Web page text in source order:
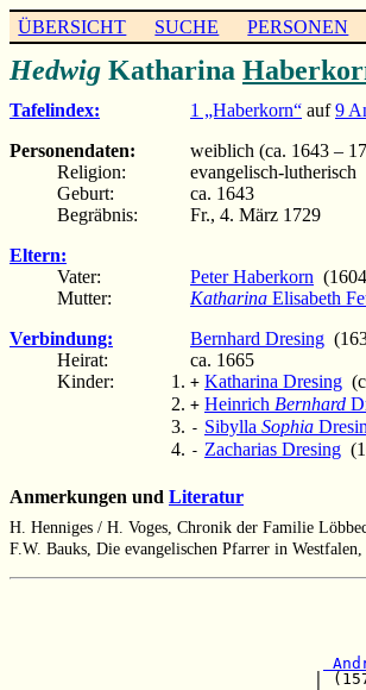
ÜBERSICHT SUCHE PERSONEN
Hedwig Katharina
Tafelindex: 1 „Haberkorn“ auf9
Personendaten:
weiblich (ca. 1643 –
Religion:
evangelisch-lutherisch
Geburt:
ca. 1643
Begräbnis:
Fr., 4. März 1729
Eltern:
Vater:
Peter Haberkorn
Mutter:
Katharina Elisabeth
Verbindung:
Bernhard Dresing
Heirat:
ca. 1665
Kinder:
+ Katharina Dresing
+ Heinrich Bernhard
- Sibylla Sophia
- Zacharias Dresing
Anmerkungen und Literatur
H. Henniges / H. Voges, Chronik der Familie
F.W. Bauks, Die evangelischen Pfarrer in